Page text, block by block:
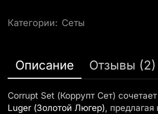
Категории: Сеты
Описание Отзывы (2)
Corrupt Set (Коррупт Сет) сочетает
Luger (Золотой Люгер),